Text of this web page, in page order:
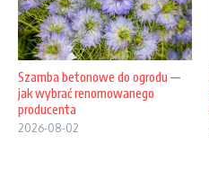
Szamba betonowe do ogrodu —
jak wybrać renomowanego
producenta
2026-08-02